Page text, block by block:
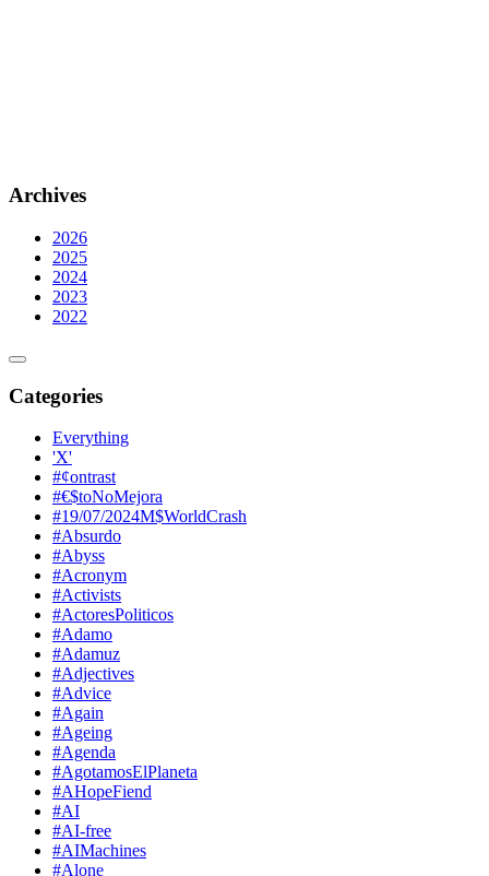
Archives
2026
2025
2024
2023
2022
Categories
Everything
'X'
#¢ontrast
#€$toNoMejora
#19/07/2024M$WorldCrash
#Absurdo
#Abyss
#Acronym
#Activists
#ActoresPoliticos
#Adamo
#Adamuz
#Adjectives
#Advice
#Again
#Ageing
#Agenda
#AgotamosElPlaneta
#AHopeFiend
#AI
#AI-free
#AIMachines
#Alone